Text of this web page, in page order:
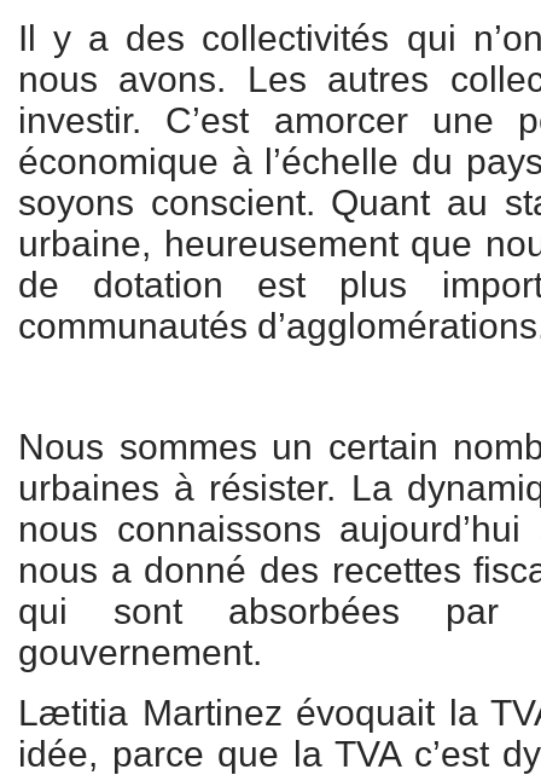
Il y a des collectivités qui
nous avons. Les autres
investir. C’est amorcer une
économique à l’échelle du
soyons conscient. Quant au
urbaine, heureusement que
de dotation est plus
communautés
Nous sommes un certain
urbaines à résister. La
nous connaissons
nous a donné des recettes
qui sont absorbées par
gouvernement.
Lætitia Martinez évoquait la
idée, parce que la TVA c’est